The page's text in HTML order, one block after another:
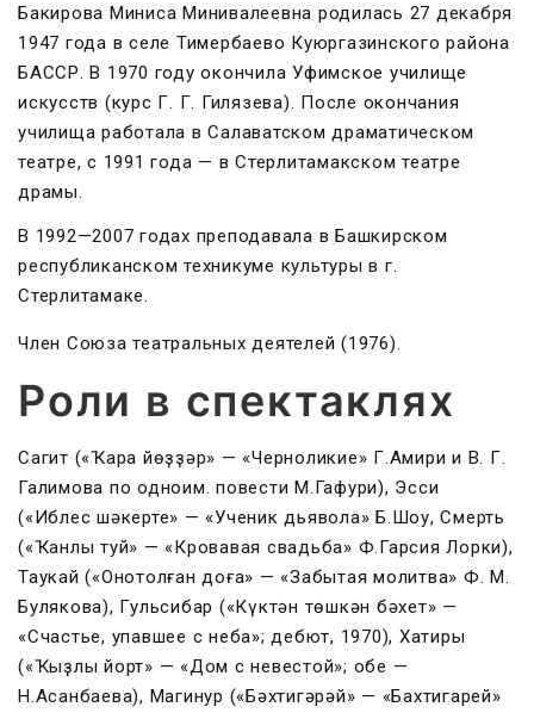
Бакирова Миниса Минивалеевна родилась 27 декабря
1947 года в селе Тимербаево Куюргазинского района
БАССР. В 1970 году окончила Уфимское училище
искусств (курс Г. Г. Гилязева). После окончания
училища работала в Салаватском драматическом
театре, с 1991 года — в Стерлитамакском театре
драмы.
В 1992—2007 годах преподавала в Башкирском
республиканском техникуме культуры в г.
Стерлитамаке.
Член Союза театральных деятелей (1976).
Роли в спектаклях
Сагит («Ҡара йөҙҙәр» — «Черноликие» Г.Амири и В. Г.
Галимова по одноим. повести М.Гафури), Эсси
(«Иблес шәкерте» — «Ученик дьявола» Б.Шоу, Смерть
(«Ҡанлы туй» — «Кровавая свадьба» Ф.Гарсия Лорки),
Таукай («Онотолған доға» — «Забытая молитва» Ф. М.
Булякова), Гульсибар («Күктән төшкән бәхет» —
«Счастье, упавшее с неба»; дебют, 1970), Хатиры
(«Ҡыҙлы йорт» — «Дом с невестой»; обе —
Н.Асанбаева), Магинур («Бәхтигәрәй» — «Бахтигарей»